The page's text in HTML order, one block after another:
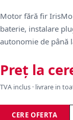
Motor fără fir IrisMo
baterie, instalare
autonomie de până
Preț la
TVA inclus · livrare in
CERE OFERTA